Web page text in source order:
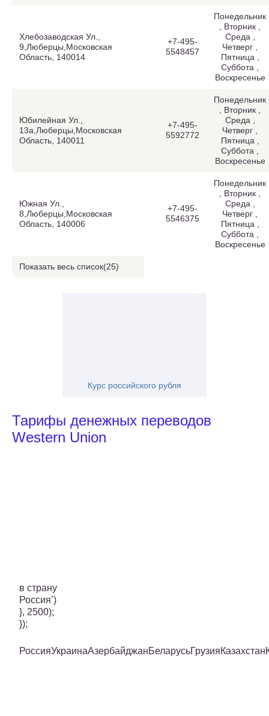
Хлебозаводская Ул.,
9,Люберцы,Московская
Область, 140014
+7-495-
5548457
Понедельник
, Вторник ,
Среда ,
Четверг ,
Пятница ,
Суббота ,
Воскресенье
Юбилейная Ул.,
13а,Люберцы,Московская
Область, 140011
+7-495-
5592772
Понедельник
, Вторник ,
Среда ,
Четверг ,
Пятница ,
Суббота ,
Воскресенье
Южная Ул.,
8,Люберцы,Московская
Область, 140006
+7-495-
5546375
Понедельник
, Вторник ,
Среда ,
Четверг ,
Пятница ,
Суббота ,
Воскресенье
Показать весь список(25)
Курс российского рубля
Тарифы денежных переводов
Western Union
в страну
Россия’)
}, 2500);
});